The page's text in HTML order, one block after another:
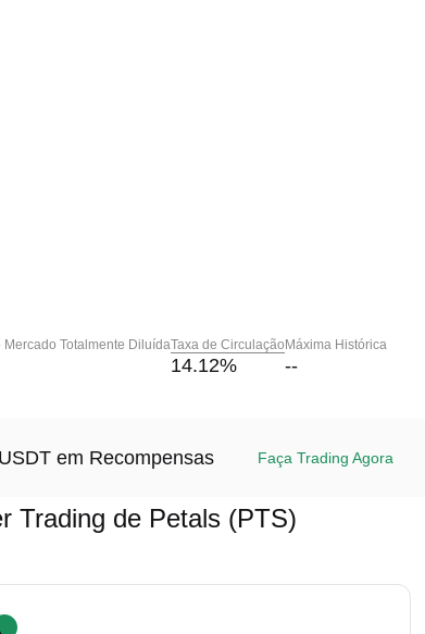
Totalmente DiluídaTaxa de Circulação
14.12%
Máxima Histórica
--
em Recompensas Faça Trading Agora
Trading de Petals (PTS)